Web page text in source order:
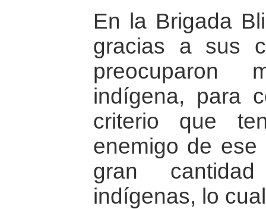
En la Brigada
gracias a sus
preocuparon
indígena, para
criterio que
enemigo de
gran
indígenas, lo